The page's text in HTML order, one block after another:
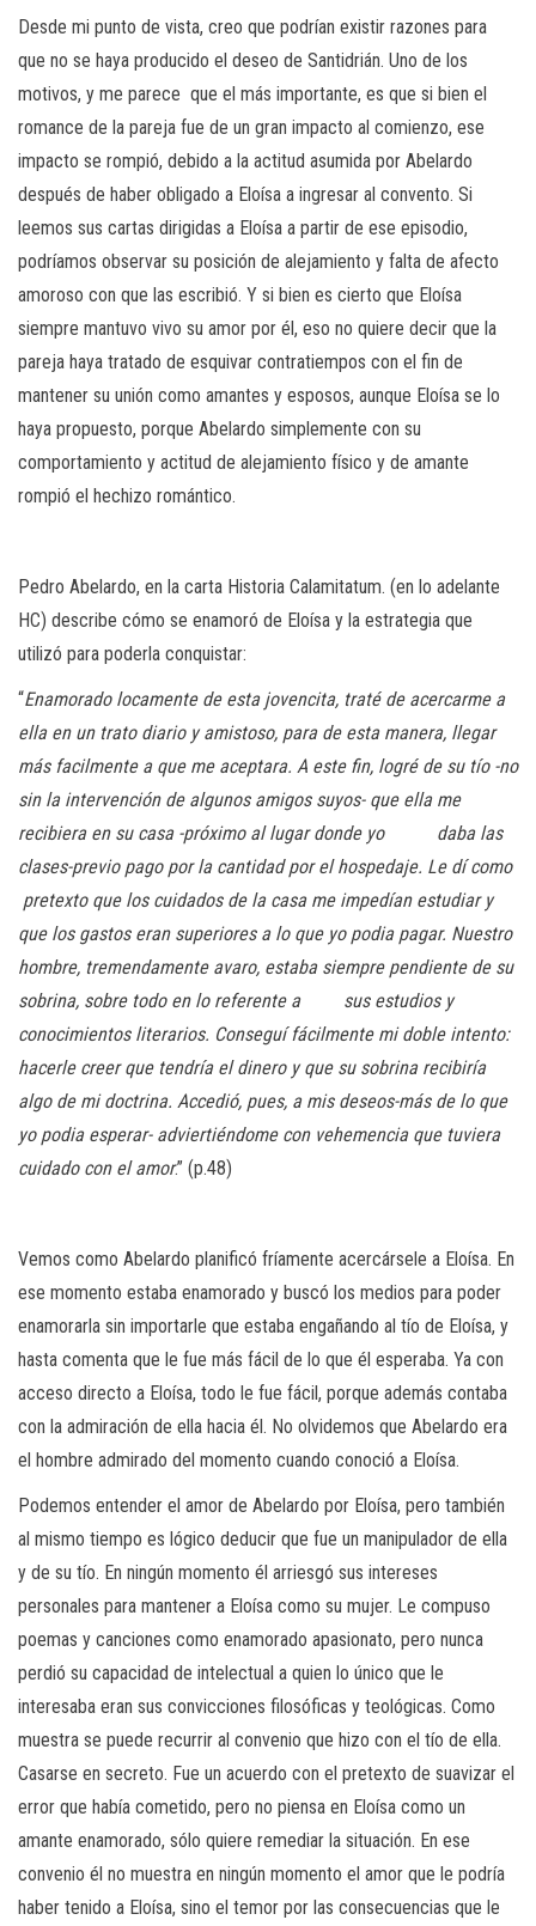
Desde mi punto de vista, creo que podrían existir razones para
que no se haya producido el deseo de Santidrián. Uno de los
motivos, y me parece que el más importante, es que si bien el
romance de la pareja fue de un gran impacto al comienzo, ese
impacto se rompió, debido a la actitud asumida por Abelardo
después de haber obligado a Eloísa a ingresar al convento. Si
leemos sus cartas dirigidas a Eloísa a partir de ese episodio,
podríamos observar su posición de alejamiento y falta de afecto
amoroso con que las escribió. Y si bien es cierto que Eloísa
siempre mantuvo vivo su amor por él, eso no quiere decir que la
pareja haya tratado de esquivar contratiempos con el fin de
mantener su unión como amantes y esposos, aunque Eloísa se lo
haya propuesto, porque Abelardo simplemente con su
comportamiento y actitud de alejamiento físico y de amante
rompió el hechizo romántico.
Pedro Abelardo, en la carta Historia Calamitatum. (en lo adelante
HC) describe cómo se enamoró de Eloísa y la estrategia que
utilizó para poderla conquistar:
“Enamorado locamente de esta jovencita, traté de acercarme a
ella en un trato diario y amistoso, para de esta manera, llegar
más facilmente a que me aceptara. A este fin, logré de su tío -no
sin la intervención de algunos amigos suyos- que ella me
recibiera en su casa -próximo al lugar donde yo daba las
clases-previo pago por la cantidad por el hospedaje. Le dí como
pretexto que los cuidados de la casa me impedían estudiar y
que los gastos eran superiores a lo que yo podia pagar. Nuestro
hombre, tremendamente avaro, estaba siempre pendiente de su
sobrina, sobre todo en lo referente a sus estudios y
conocimientos literarios. Conseguí fácilmente mi doble intento:
hacerle creer que tendría el dinero y que su sobrina recibiría
algo de mi doctrina. Accedió, pues, a mis deseos-más de lo que
yo podia esperar- adviertiéndome con vehemencia que tuviera
cuidado con el amor.” (p.48)
Vemos como Abelardo planificó fríamente acercársele a Eloísa. En
ese momento estaba enamorado y buscó los medios para poder
enamorarla sin importarle que estaba engañando al tío de Eloísa, y
hasta comenta que le fue más fácil de lo que él esperaba. Ya con
acceso directo a Eloísa, todo le fue fácil, porque además contaba
con la admiración de ella hacia él. No olvidemos que Abelardo era
el hombre admirado del momento cuando conoció a Eloísa.
Podemos entender el amor de Abelardo por Eloísa, pero también
al mismo tiempo es lógico deducir que fue un manipulador de ella
y de su tío. En ningún momento él arriesgó sus intereses
personales para mantener a Eloísa como su mujer. Le compuso
poemas y canciones como enamorado apasionato, pero nunca
perdió su capacidad de intelectual a quien lo único que le
interesaba eran sus convicciones filosóficas y teológicas. Como
muestra se puede recurrir al convenio que hizo con el tío de ella.
Casarse en secreto. Fue un acuerdo con el pretexto de suavizar el
error que había cometido, pero no piensa en Eloísa como un
amante enamorado, sólo quiere remediar la situación. En ese
convenio él no muestra en ningún momento el amor que le podría
haber tenido a Eloísa, sino el temor por las consecuencias que le